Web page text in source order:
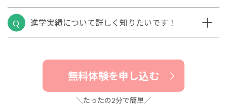
進学実績について詳しく知りたいです！
無料体験を申し込む
＼たったの2分で簡単／